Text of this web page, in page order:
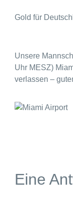
Gold für
Unsere
Uhr MESZ)
verlassen –
Eine